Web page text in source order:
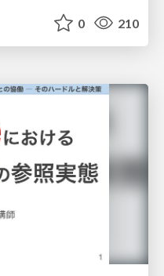
0 210